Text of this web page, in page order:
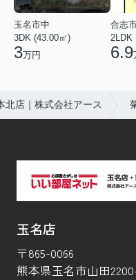
玉名市中
3DK (43.00㎡)
3万円
合志
2LDK
6.9
北店｜株式会社アース
玉名店
〒865-0066
熊本県玉名市山田